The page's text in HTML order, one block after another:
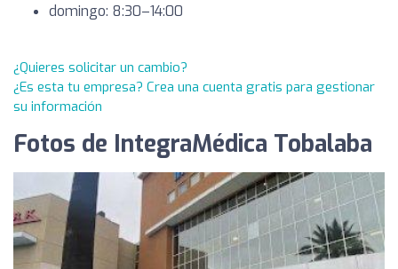
domingo: 8:30–14:00
¿Quieres solicitar un cambio?
¿Es esta tu empresa? Crea una cuenta gratis para gestionar
su información
Fotos de IntegraMédica Tobalaba